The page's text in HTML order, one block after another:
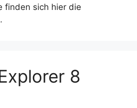
finden sich hier die
8